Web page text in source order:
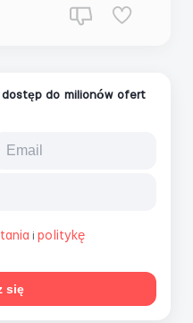
do milionów ofert
ipolitykę
się